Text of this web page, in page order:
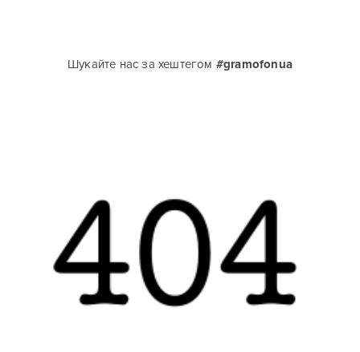
Шукайте нас за хештегом #gramofonua